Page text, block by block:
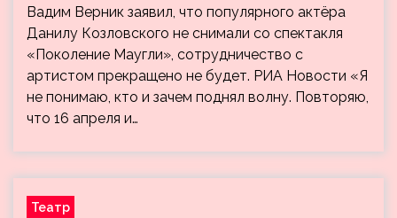
Вадим Верник заявил, что популярного актёра
Данилу Козловского не снимали со спектакля
«Поколение Маугли», сотрудничество с
артистом прекращено не будет. РИА Новости «Я
не понимаю, кто и зачем поднял волну. Повторяю,
что 16 апреля и…
Театр